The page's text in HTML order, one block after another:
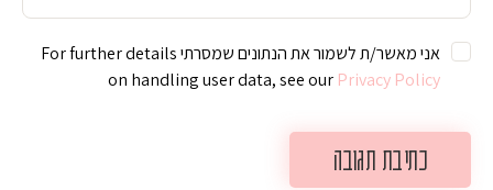
אני מאשר/ת לשמור את הנתונים שמסרתי For further details
on handling user data, see our Privacy Policy